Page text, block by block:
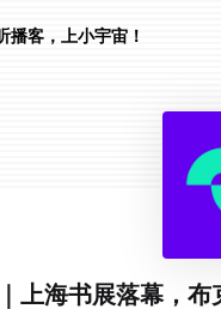
播客，上小宇宙！
上海书展落幕，